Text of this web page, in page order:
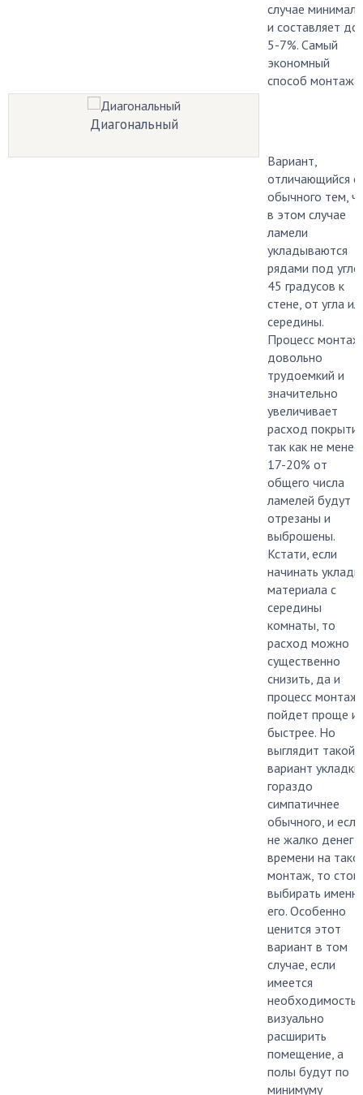
случае
и составляет до
5-7%. Самый
экономный
способ монтажа.
Диагональный
Вариант,
отличающийся
обычного тем,
в этом случае
ламели
укладываются
рядами под
45 градусов к
стене, от угла
середины.
Процесс
довольно
трудоемкий и
значительно
увеличивает
расход
так как не менее
17-20% от
общего числа
ламелей будут
отрезаны и
выброшены.
Кстати, если
начинать
материала с
середины
комнаты, то
расход можно
существенно
снизить, да и
процесс
пойдет проще и
быстрее. Но
выглядит такой
вариант укладки
гораздо
симпатичнее
обычного, и если
не жалко денег и
времени на
монтаж, то
выбирать
его. Особенно
ценится этот
вариант в том
случае, если
имеется
необходимость
визуально
расширить
помещение, а
полы будут по
минимуму